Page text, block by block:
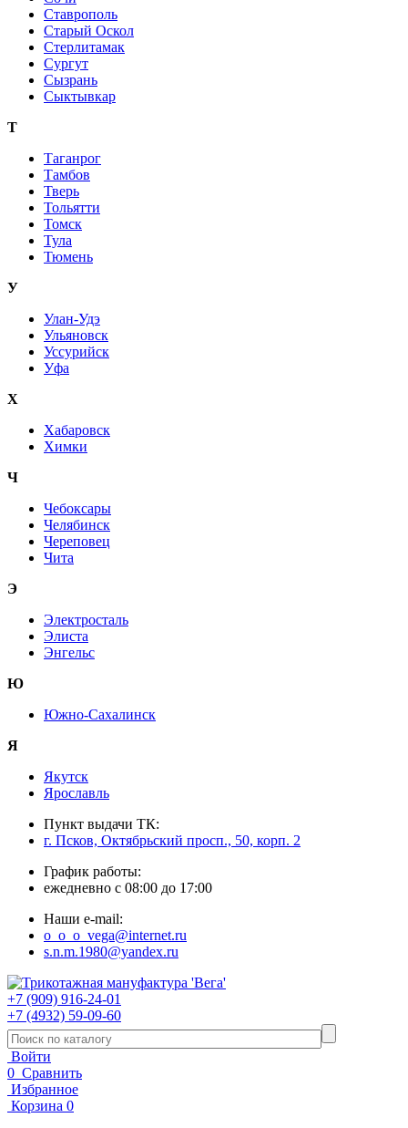
Ставрополь
Старый Оскол
Стерлитамак
Сургут
Сызрань
Сыктывкар
Т
Таганрог
Тамбов
Тверь
Тольятти
Томск
Тула
Тюмень
У
Улан-Удэ
Ульяновск
Уссурийск
Уфа
Х
Хабаровск
Химки
Ч
Чебоксары
Челябинск
Череповец
Чита
Э
Электросталь
Элиста
Энгельс
Ю
Южно-Сахалинск
Я
Якутск
Ярославль
Пункт выдачи ТК:
г. Псков, Октябрьский просп., 50, корп. 2
График работы:
ежедневно с 08:00 до 17:00
Наши e-mail:
o_o_o_vega@internet.ru
s.n.m.1980@yandex.ru
+7 (909) 916-24-01
+7 (4932) 59-09-60
Войти
0 Сравнить
Избранное
Корзина 0